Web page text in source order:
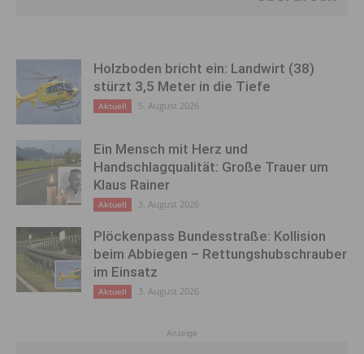
Holzboden bricht ein: Landwirt (38)
stürzt 3,5 Meter in die Tiefe
Aktuell 5. August 2026
Ein Mensch mit Herz und
Handschlagqualität: Große Trauer um
Klaus Rainer
Aktuell 3. August 2026
Plöckenpass Bundesstraße: Kollision
beim Abbiegen – Rettungshubschrauber
im Einsatz
Aktuell 3. August 2026
Anzeige